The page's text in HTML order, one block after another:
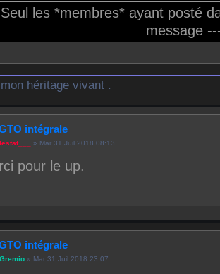
les *membres* ayant posté
message
héritage vivant .
intégrale
lestat___ » Mar 31 Juil 2018 08:13
pour le up.
intégrale
Gremio» Mar 31 Juil 2018 23:07